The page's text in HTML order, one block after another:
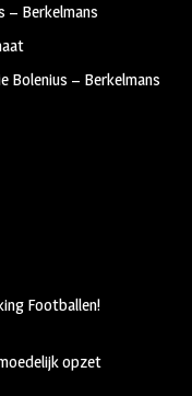
– Berkelmans
Bolenius – Berkelmans
Footballen!
opzet